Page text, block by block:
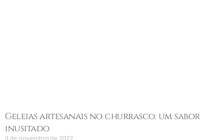
Geleias artesanais no churrasco: um sabor
inusitado
3 de novembro de 2022